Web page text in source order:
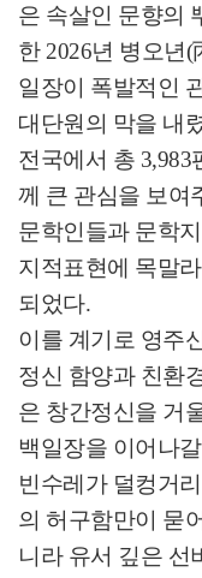
은 속살인 문향의
한 2026년 병오년(
일장이 폭발적인
대단원의 막을 내
전국에서 총 3,983
께 큰 관심을 보여
문학인들과 문학
지적표현에 목말
되었다.
이를 계기로 영주
정신 함양과 친환
은 창간정신을 거
백일장을 이어나
빈수레가 덜컹거
의 허구함만이 묻
니라 유서 깊은 선